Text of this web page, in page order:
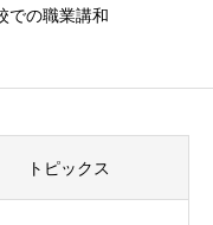
での職業講和
トピックス